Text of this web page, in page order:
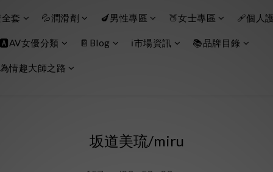
套 💦潤滑劑 🍆男性專區 🍑女士專區 🩹個人
🅰️AV女優分類 📔Blog ℹ️市場資訊 📚品牌目錄
情趣大師之路
坂道美琉/miru